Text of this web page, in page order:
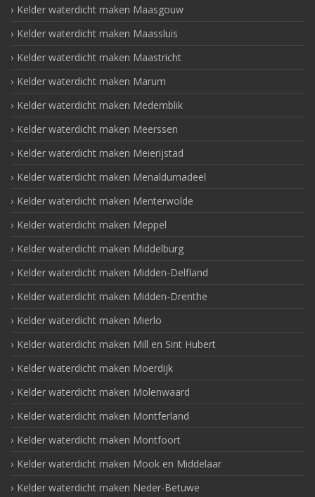
Kelder waterdicht maken Maasgouw
Kelder waterdicht maken Maassluis
Kelder waterdicht maken Maastricht
Kelder waterdicht maken Marum
Kelder waterdicht maken Medemblik
Kelder waterdicht maken Meerssen
Kelder waterdicht maken Meierijstad
Kelder waterdicht maken Menaldumadeel
Kelder waterdicht maken Menterwolde
Kelder waterdicht maken Meppel
Kelder waterdicht maken Middelburg
Kelder waterdicht maken Midden-Delfland
Kelder waterdicht maken Midden-Drenthe
Kelder waterdicht maken Mierlo
Kelder waterdicht maken Mill en Sint Hubert
Kelder waterdicht maken Moerdijk
Kelder waterdicht maken Molenwaard
Kelder waterdicht maken Montferland
Kelder waterdicht maken Montfoort
Kelder waterdicht maken Mook en Middelaar
Kelder waterdicht maken Neder-Betuwe